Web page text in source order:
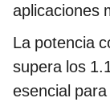
aplicaciones
La potencia
supera los
esencial